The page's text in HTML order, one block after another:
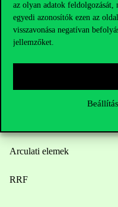
az olyan adatok feldolgozását,
egyedi azonosítók ezen az
visszavonása negatívan
jellemzőket.
Nyitvatartás
Házirend
Arculati elemek
RRF